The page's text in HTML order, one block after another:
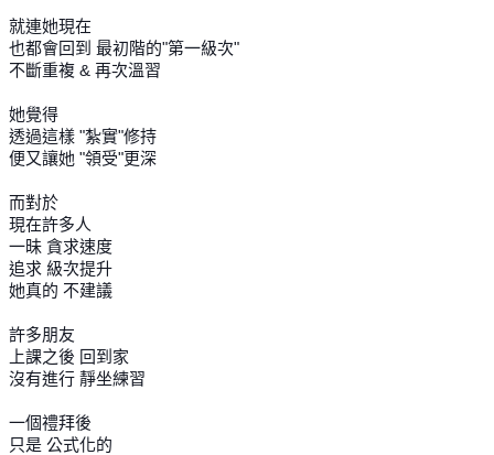
就連她現在
也都會回到 最初階的"第一級次"
不斷重複 & 再次溫習
她覺得
透過這樣 "紮實"修持
便又讓她 "領受"更深
而對於
現在許多人
一昧 貪求速度
追求 級次提升
她真的 不建議
許多朋友
上課之後 回到家
沒有進行 靜坐練習
一個禮拜後
只是 公式化的